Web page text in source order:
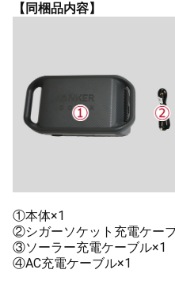
【同梱品内容】
①本体×1
②シガーソケット充電ケー
③ソーラー充電ケーブル×1
④AC充電ケーブル×1